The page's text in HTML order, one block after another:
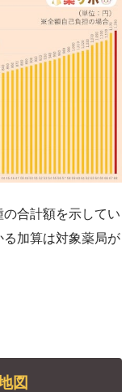
合計額を示してい
る加算は対象薬局が
図